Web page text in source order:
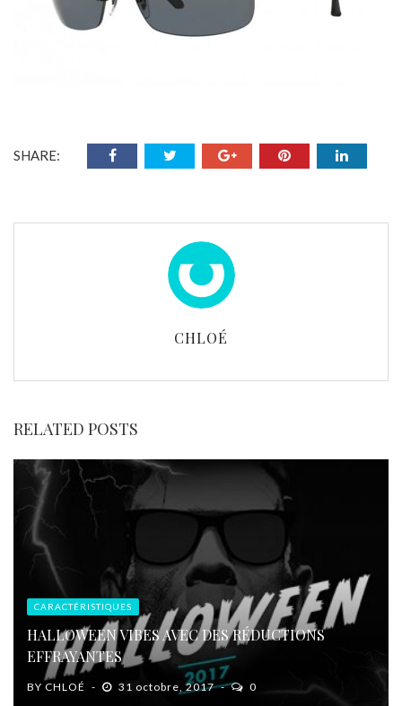
SHARE:
CHLOÉ
RELATED POSTS
CARACTÉRISTIQUES
HALLOWEEN VIBES AVEC DES RÉDUCTIONS
EFFRAYANTES
BY CHLOÉ 31 octobre, 2017 0